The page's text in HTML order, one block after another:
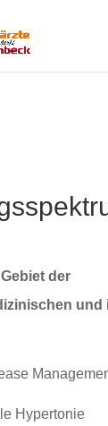
der
und
Hypertonie